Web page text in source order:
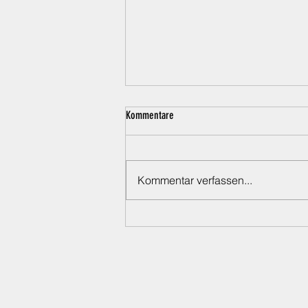
Kommentare
Kommentar verfassen...